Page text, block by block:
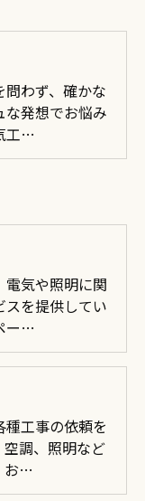
わず、確かな
発想でお悩み
工…
電気や照明に関
スを提供してい
ー…
工事の依頼を
調、照明など
お…